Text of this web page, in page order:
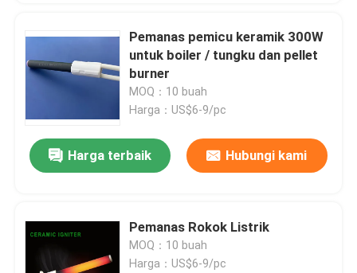
Pemanas pemicu keramik 300W
untuk boiler / tungku dan pellet
burner
MOQ：10 buah
Harga：US$6-9/pc
Harga terbaik Hubungi kami
Pemanas Rokok Listrik
MOQ：10 buah
Harga：US$6-9/pc